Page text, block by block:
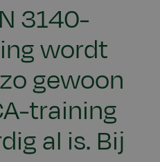
3140-
wordt
gewoon
training
al is. Bij